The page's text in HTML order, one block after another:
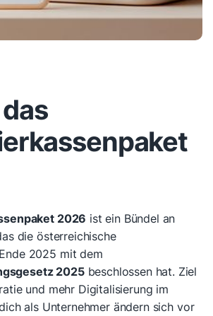
2026 ist ein Bündel an
die österreichische
2025 mit dem
2025beschlossen hat. Ziel
und mehr Digitalisierung im
als Unternehmer ändern sich vor